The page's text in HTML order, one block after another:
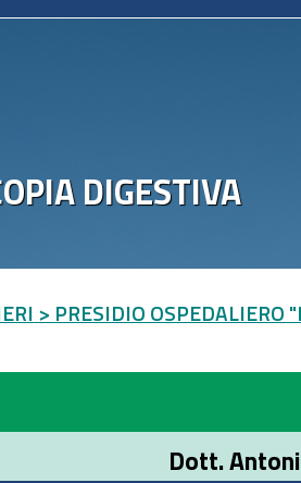
DIGESTIVA
> PRESIDIO OSPEDALIERO
Dott.